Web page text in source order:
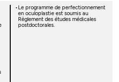
Le programme de perfectionnement
en oculoplastie est soumis au
Règlement des études médicales
postdoctorales.